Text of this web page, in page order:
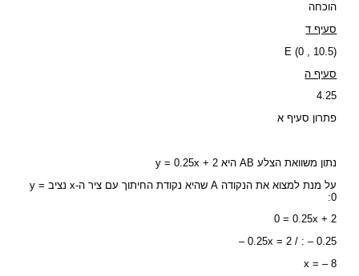
הוכחה
סעיף ד
E (0 , 10.5)
סעיף ה
4.25
פתרון סעיף א
נתון משוואת הצלע AB היא y = 0.25x + 2
על מנת למצוא את הנקודה A שהיא נקודת החיתוך עם ציר ה-x נציב y =
0:
0 = 0.25x + 2
– 0.25x = 2 / : – 0.25
x = – 8